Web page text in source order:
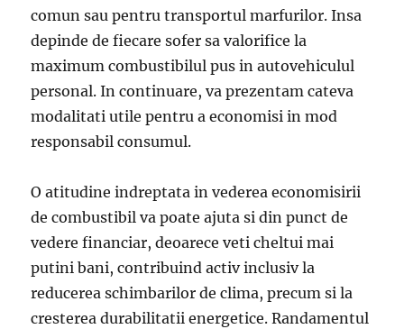
comun sau pentru transportul marfurilor. Insa
depinde de fiecare sofer sa valorifice la
maximum combustibilul pus in autovehiculul
personal. In continuare, va prezentam cateva
modalitati utile pentru a economisi in mod
responsabil consumul.
O atitudine indreptata in vederea economisirii
de combustibil va poate ajuta si din punct de
vedere financiar, deoarece veti cheltui mai
putini bani, contribuind activ inclusiv la
reducerea schimbarilor de clima, precum si la
cresterea durabilitatii energetice. Randamentul